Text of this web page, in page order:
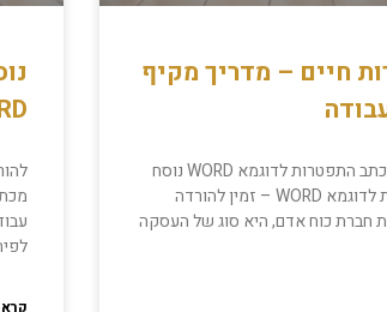
חיים – מדריך מקיף
להורדה נוסח מכתב התפטרות לדוגמא WORD נוסח
מכתב התפטרות לדוגמא WORD – זמין להורדה
חברת כוח אדם, היא סוג של העסקה